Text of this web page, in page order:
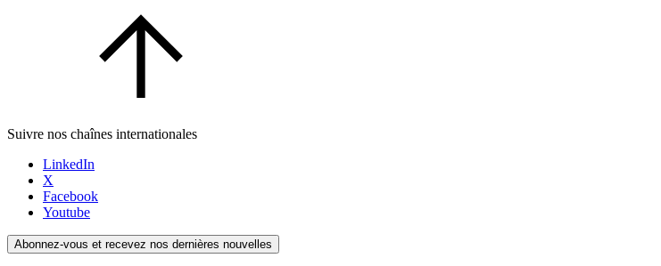
Suivre nos chaînes internationales
LinkedIn
X
Facebook
Youtube
Abonnez-vous et recevez nos dernières nouvelles